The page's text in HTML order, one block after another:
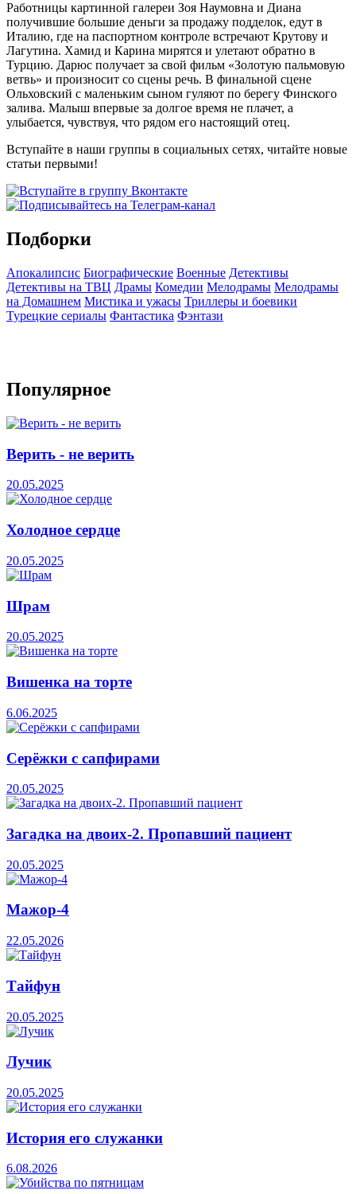
Работницы картинной галереи Зоя Наумовна и Диана
получившие большие деньги за продажу подделок, едут в
Италию, где на паспортном контроле встречают Крутову и
Лагутина. Хамид и Карина мирятся и улетают обратно в
Турцию. Дарюс получает за свой фильм «Золотую пальмовую
ветвь» и произносит со сцены речь. В финальной сцене
Ольховский с маленьким сыном гуляют по берегу Финского
залива. Малыш впервые за долгое время не плачет, а
улыбается, чувствуя, что рядом его настоящий отец.
Вступайте в наши группы в социальных сетях, читайте новые
статьи первыми!
Подборки
Апокалипсис Биографические Военные Детективы
Детективы на ТВЦ Драмы Комедии Мелодрамы Мелодрамы
на Домашнем Мистика и ужасы Триллеры и боевики
Турецкие сериалы Фантастика Фэнтази
Популярное
Верить - не верить
20.05.2025
Холодное сердце
20.05.2025
Шрам
20.05.2025
Вишенка на торте
6.06.2025
Серёжки с сапфирами
20.05.2025
Загадка на двоих-2. Пропавший пациент
20.05.2025
Мажор-4
22.05.2026
Тайфун
20.05.2025
Лучик
20.05.2025
История его служанки
6.08.2026